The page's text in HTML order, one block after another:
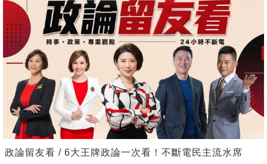
政論留友看 / 6大王牌政論一次看！不斷電民主流水席